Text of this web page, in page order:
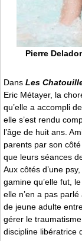
Pierre
Dans Les
Eric Métayer, la
qu’elle a accompli
elle s’est rendu
l’âge de huit ans.
parents par son
que leurs séances
Aux côtés d’une
gamine qu’elle fut,
elle n’en a pas
de jeune adulte
gérer le
discipline libératrice